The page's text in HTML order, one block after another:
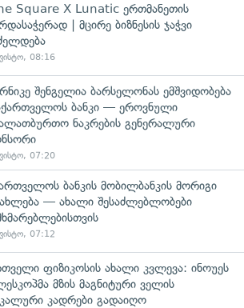
Square X Lunatic ერთმანეთის
| მცირე ბიზნესის ჯაჭვი
08:16
შენგელია ბარსელონას ემშვიდობება
ბანკი — ეროვნული
ნაკრების გენერალური
07:20
ბანკის მობილბანკის მორიგი
— ახალი შესაძლებლობები
07:12
ფიზიკოსის ახალი კვლევა: ინოუეს
მზის მაგნიტური ველის
კადრები გადაიღო